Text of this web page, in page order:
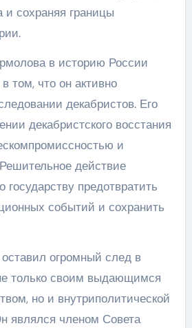
и сохраняя границы
в историю России
том, что он активно
декабристов. Его
декабристского восстания
и
действие
предотвратить
событий и сохранить
огромный след в
только своим выдающимся
но и внутриполитической
являлся членом Совета